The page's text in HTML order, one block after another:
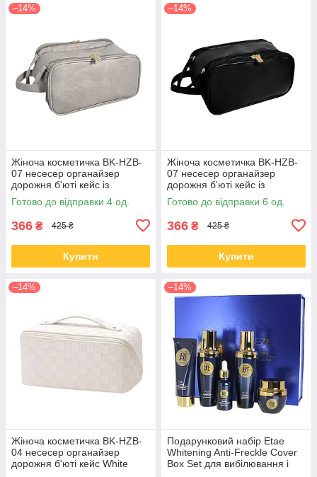
–14%
Жіноча косметичка BK-HZB-
07 несесер органайзер
дорожня б'юті кейс із
кишенями з боків Gray
Готово до відправки 4 од.
366 ₴ 425 ₴
Купити
–14%
Жіноча косметичка BK-HZB-
07 несесер органайзер
дорожня б'юті кейс із
кишенями з боків Black
Готово до відправки 6 од.
366 ₴ 425 ₴
Купити
–14%
Жіноча косметичка BK-HZB-
04 несесер органайзер
дорожня б'юті кейс White
–14%
Подарунковий набір Etae
Whitening Anti-Freckle Cover
Box Set для вибілювання і